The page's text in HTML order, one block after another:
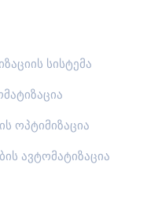
სისტემა
ოპტიმიზაცია
ავტომატიზაცია